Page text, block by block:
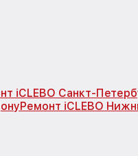
iCLEBO Санкт-
Ремонт iCLEBO